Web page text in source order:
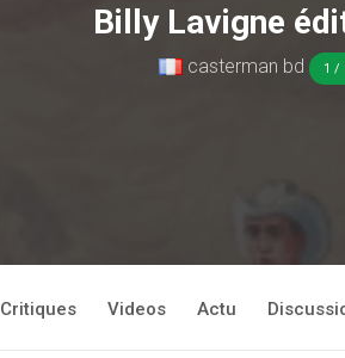
Billy Lavigne
casterman bd 1 /
Critiques Videos Actu